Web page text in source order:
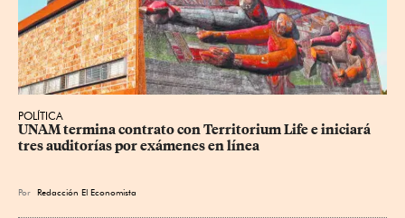
POLÍTICA
UNAM termina contrato con Territorium Life e iniciará
tres auditorías por exámenes en línea
Por Redacción El Economista